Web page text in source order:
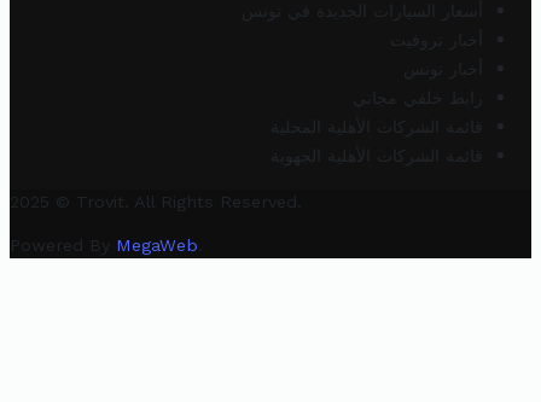
أسعار السيارات الجديدة في تونس
أخبار تروفيت
أخبار تونس
رابط خلفي مجاني
قائمة الشركات الأهلية المحلية
قائمة الشركات الأهلية الجهوية
2025 © Trovit. All Rights Reserved.
Powered By MegaWeb